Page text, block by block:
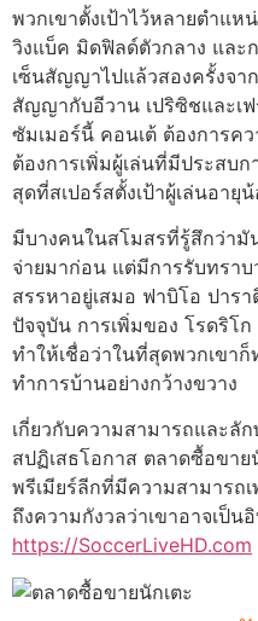
พวกเขาตั้งเป้าไว้หลายตำแห
วิงแบ็ค มิดฟิลด์ตัวกลาง และ
เซ็นสัญญาไปแล้วสองครั้งจา
สัญญากับอีวาน เปริซิชและเฟ
ซัมเมอร์นี้ คอนเต้ ต้องการค
ต้องการเพิ่มผู้เล่นที่มีประสบ
สุดที่สเปอร์สตั้งเป้าผู้เล่นอายุ
มีบางคนในสโมสรที่รู้สึกว่ามั
จ่ายมาก่อน แต่มีการรับทรา
สรรหาอยู่เสมอ ฟาบิโอ ปาร
ปัจจุบัน การเพิ่มของ โรดริโ
ทำให้เชื่อว่าในที่สุดพวกเขา
ทำการบ้านอย่างกว้างขวาง
เกี่ยวกับความสามารถและลั
สปฏิเสธโอกาส ตลาดซื้อขา
พรีเมียร์ลีกที่มีความสามารถเ
ถึงความกังวลว่าเขาอาจเป็
https://SoccerLiveHD.com